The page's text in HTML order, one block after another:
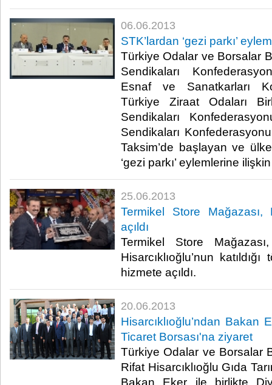
06.06.2013
STK’lardan ‘gezi parkı’
Türkiye Odalar ve Borsalar
Sendikaları
Esnaf ve Sanatkarları
Türkiye Ziraat Odaları
Sendikaları
Sendikaları
Taksim’de başlayan ve
‘gezi parkı’ eylemlerine
25.06.2013
​Termikel Store Mağazası,
açıldı
Termikel Store
Hisarcıklıoğlu’nun
hizmete açıldı. ​
20.06.2013
Hisarcıklıoğlu’ndan Bakan
Ticaret Borsası'na ziyaret
Türkiye Odalar ve Borsalar
Rifat Hisarcıklıoğlu Gıda
Bakan Eker ile birlikte